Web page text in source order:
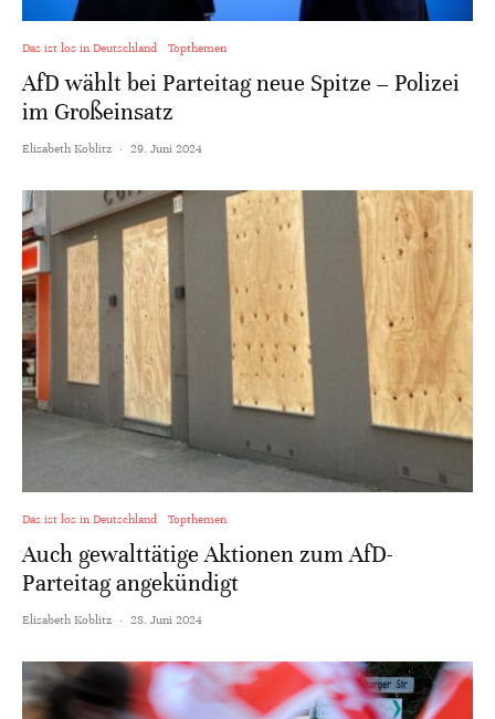
Das ist los in Deutschland Topthemen
AfD wählt bei Parteitag neue Spitze – Polizei
im Großeinsatz
Elisabeth Koblitz · 29. Juni 2024
Das ist los in Deutschland Topthemen
Auch gewalttätige Aktionen zum AfD-
Parteitag angekündigt
Elisabeth Koblitz · 28. Juni 2024